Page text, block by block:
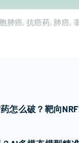
肺癌 抗癌药 肺癌
怎么破？靶向